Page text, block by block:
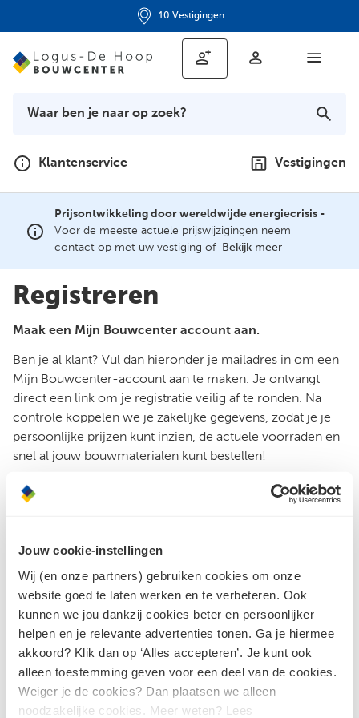
Jouw cookie-instellingen
Wij (en onze partners) gebruiken cookies om onze
website goed te laten werken en te verbeteren. Ook
kunnen we jou dankzij cookies beter en persoonlijker
helpen en je relevante advertenties tonen. Ga je hiermee
akkoord? Klik dan op ‘Alles accepteren’. Je kunt ook
alleen toestemming geven voor een deel van de cookies.
Weiger je de cookies? Dan plaatsen we alleen
noodzakelijke cookies. Meer weten? Lees
10 Vestigingen
Klantenservice Vestigingen
Prijsontwikkeling door wereldwijde energiecrisis -
Voor de meeste actuele prijswijzigingen neem
contact op met uw vestiging of
Bekijk meer
Registreren
Maak een Mijn Bouwcenter account aan.
Ben je al klant? Vul dan hieronder je mailadres in om een
Mijn Bouwcenter-account aan te maken. Je ontvangt
direct een link om je registratie veilig af te ronden. Na
controle koppelen we je zakelijke gegevens, zodat je je
persoonlijke prijzen kunt inzien, de actuele voorraden en
snel al jouw bouwmaterialen kunt bestellen!
E-mailadres
Ik ga akkoord met het
algemene voorwaarden
Maak een account aan
Nog geen zakelijke klant bij Bouwcenter Logus-De